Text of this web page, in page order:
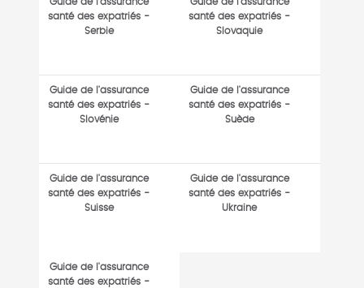
santé des expatriés -
Serbie
santé des expatriés -
Slovaquie
Guide de l'assurance
santé des expatriés -
Slovénie
Guide de l'assurance
santé des expatriés -
Suède
Guide de l'assurance
santé des expatriés -
Suisse
Guide de l'assurance
santé des expatriés -
Ukraine
Guide de l'assurance
santé des expatriés -